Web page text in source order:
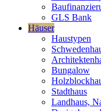
GLS Bank
Häuser
Haustypen
Bungalow
Stadthaus
Landhaus,